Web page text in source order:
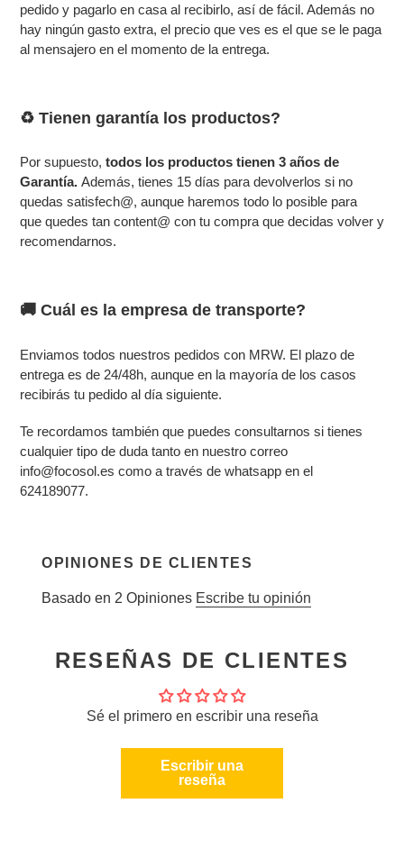
pedido y pagarlo en casa al recibirlo, así de fácil. Además no
hay ningún gasto extra, el precio que ves es el que se le paga
al mensajero en el momento de la entrega.
♻️ Tienen garantía los productos?
Por supuesto, todos los productos tienen 3 años de
Garantía. Además, tienes 15 días para devolverlos si no
quedas satisfech@, aunque haremos todo lo posible para
que quedes tan content@ con tu compra que decidas volver y
recomendarnos.
🚚 Cuál es la empresa de transporte?
Enviamos todos nuestros pedidos con MRW. El plazo de
entrega es de 24/48h, aunque en la mayoría de los casos
recibirás tu pedido al día siguiente.
Te recordamos también que puedes consultarnos si tienes
cualquier tipo de duda tanto en nuestro correo
info@focosol.es como a través de whatsapp en el
624189077.
OPINIONES DE CLIENTES
Basado en 2 Opiniones Escribe tu opinión
RESEÑAS DE CLIENTES
Sé el primero en escribir una reseña
Escribir una
reseña